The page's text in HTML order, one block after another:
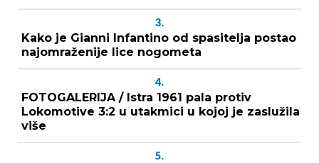
3.
Kako je Gianni Infantino od spasitelja postao
najomraženije lice nogometa
4.
FOTOGALERIJA / Istra 1961 pala protiv
Lokomotive 3:2 u utakmici u kojoj je zaslužila
više
5.